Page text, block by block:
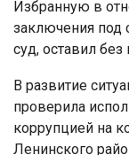
Избранную в
заключения под
суд, оставил без
В развитие
проверила
коррупцией на
Ленинского